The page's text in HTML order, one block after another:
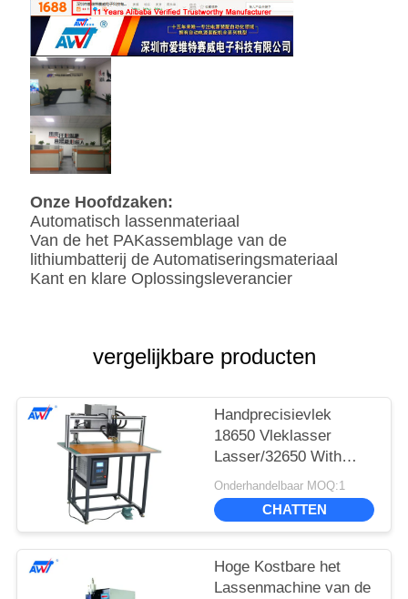
Onze Hoofdzaken:
Automatisch lassenmateriaal
Van de het PAKassemblage van de
lithiumbatterij de Automatiseringsmateriaal
Kant en klare Oplossingsleverancier
vergelijkbare producten
Handprecisievlek
18650 Vleklasser
Lasser/32650 With
Touch Screen
Onderhandelbaar MOQ:1
CHATTEN
Hoge Kostbare het
Lassenmachine van de